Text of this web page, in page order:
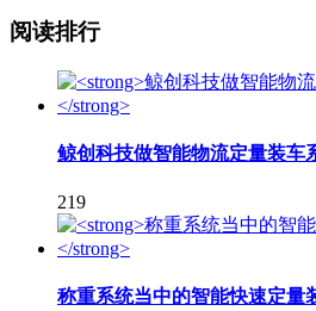
阅读排行
鲸创科技做智能物流定量装车
219
称重系统当中的智能快速定量